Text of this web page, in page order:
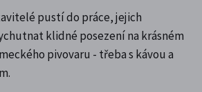
pustí do práce, jejich
klidné posezení na krásném
pivovaru - třeba s kávou a